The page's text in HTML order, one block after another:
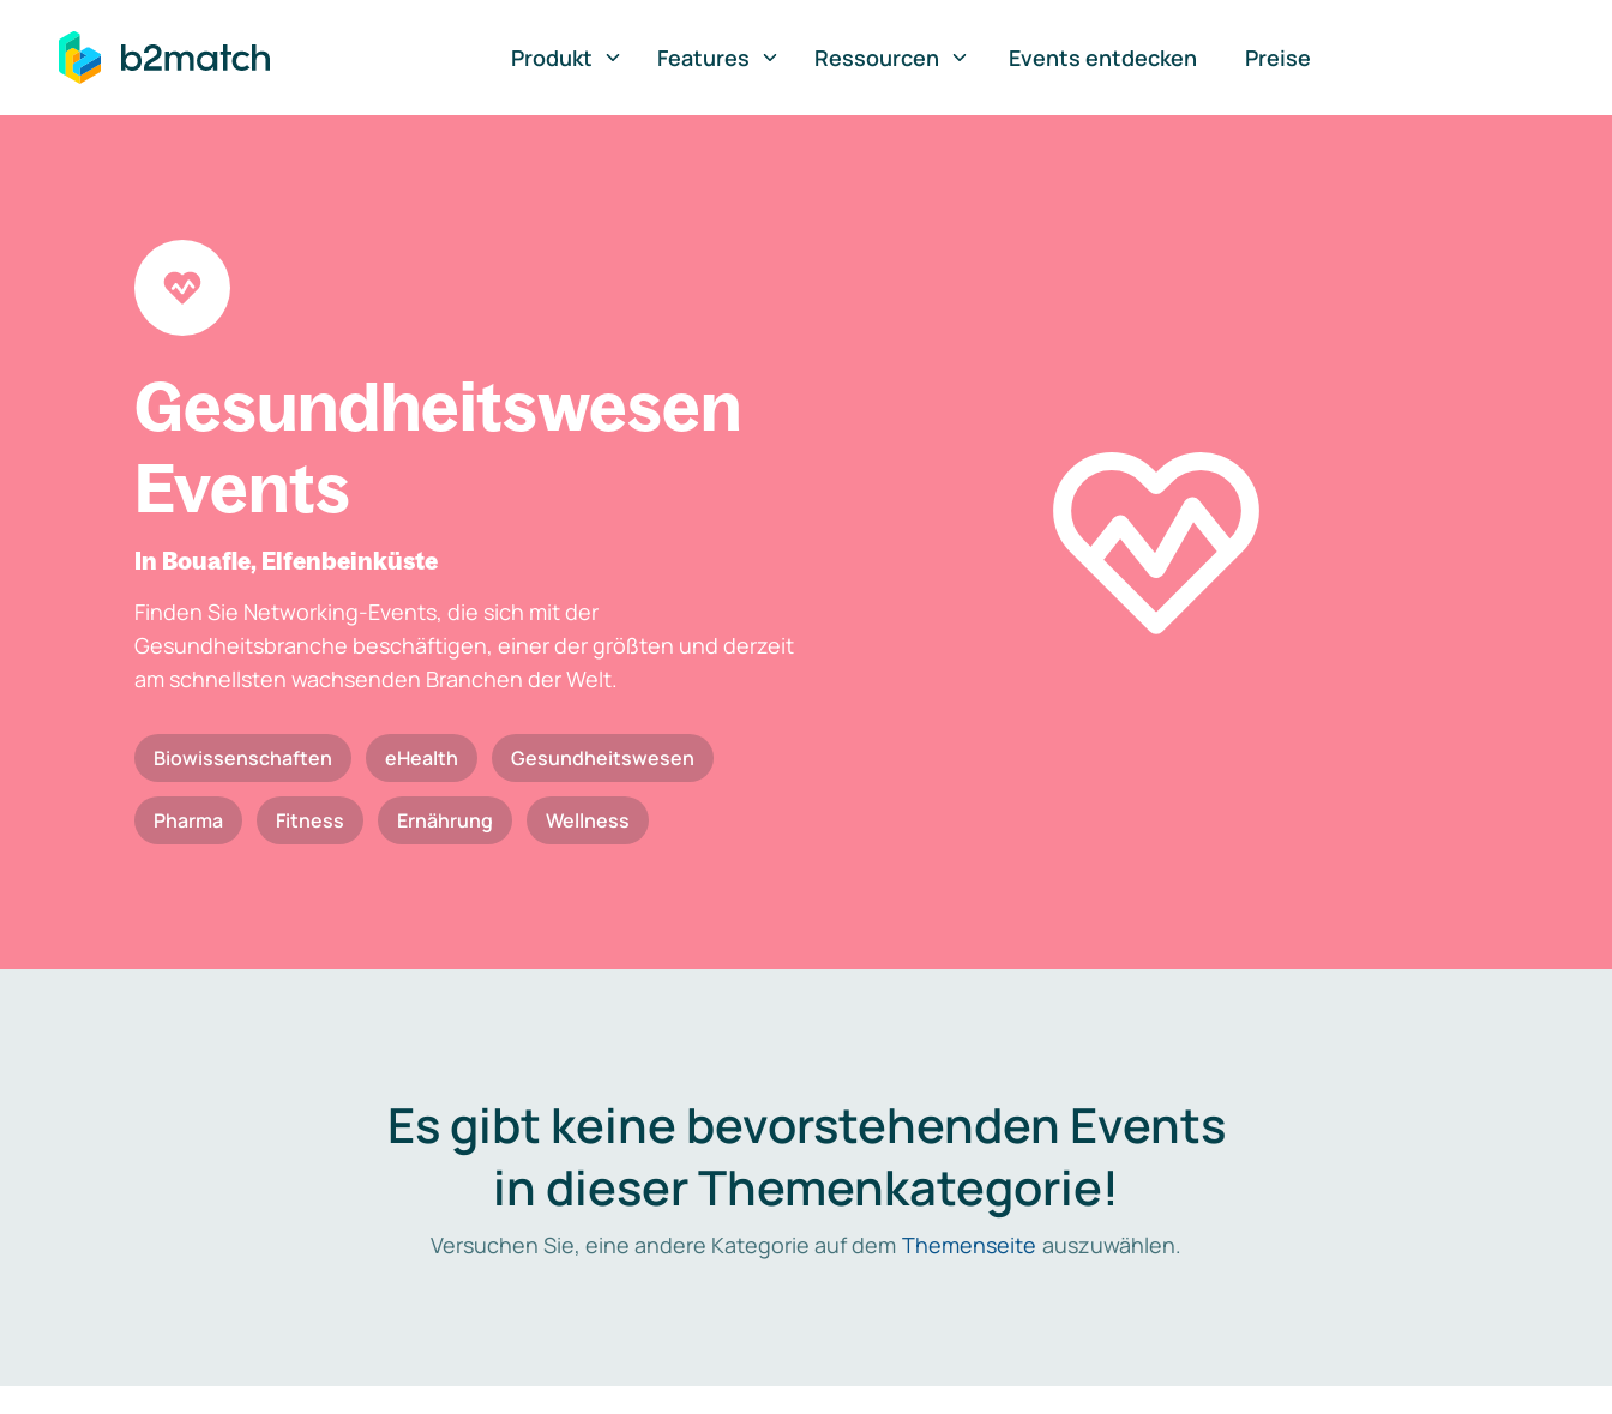
springen
Produkt
Features Ressourcen Events entdecken Preise
Gesundheitswesen
Events
In Bouafle, Elfenbeinküste
Finden Sie Networking-Events, die sich mit der
Gesundheitsbranche beschäftigen, einer der größten und derzeit
am schnellsten wachsenden Branchen der Welt.
Biowissenschaften eHealth Gesundheitswesen
Pharma Fitness Ernährung Wellness
Es gibt keine bevorstehenden Events
in dieser Themenkategorie!
Versuchen Sie, eine andere Kategorie auf dem Themenseite auszuwählen.